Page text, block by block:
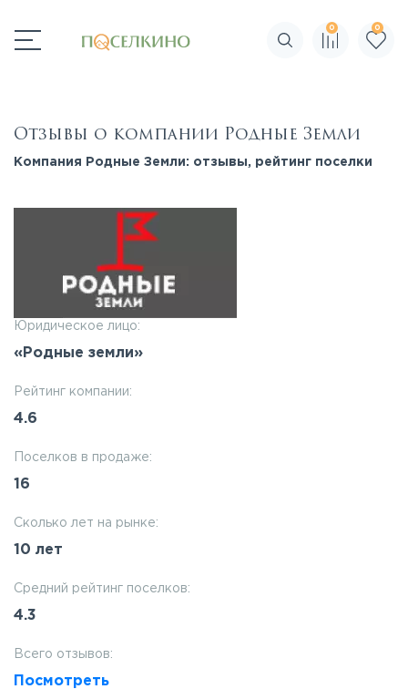
Поиск по сайту
0 0
Отзывы о компании Родные Земли
Компания Родные Земли: отзывы, рейтинг поселки
Юридическое лицо:
«Родные земли»
Рейтинг компании:
4.6
Поселков в продаже:
16
Сколько лет на рынке:
10 лет
Средний рейтинг поселков:
4.3
Всего отзывов:
Посмотреть